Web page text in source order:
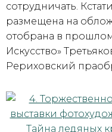
сотрудничать.
размещена на
отобрана в
Искусство»
Рериховский